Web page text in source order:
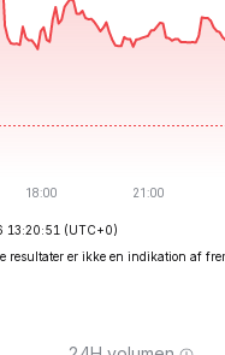
13:20:51 (UTC+0)
resultater er ikke en indikation af